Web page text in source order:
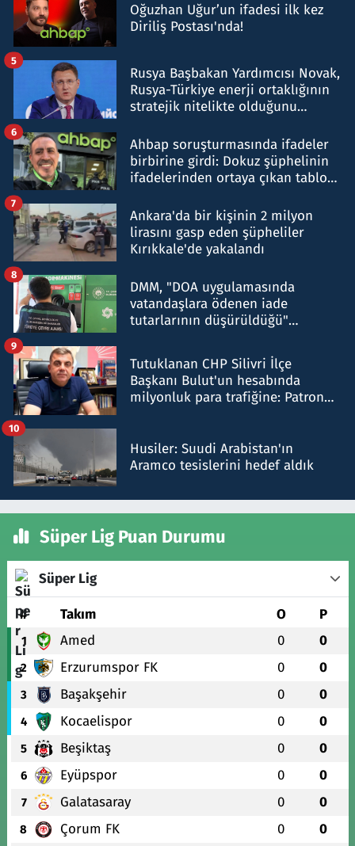
Oğuzhan Uğur’un ifadesi ilk kez
Diriliş Postası'nda!
Rusya Başbakan Yardımcısı Novak,
Rusya-Türkiye enerji ortaklığının
stratejik nitelikte olduğunu
5
Ahbap soruşturmasında ifadeler
birbirine girdi: Dokuz şüphelinin
ifadelerinden ortaya çıkan tablo
6
Ankara'da bir kişinin 2 milyon
lirasını gasp eden şüpheliler
Kırıkkale'de yakalandı
7
DMM, "DOA uygulamasında
vatandaşlara ödenen iade
tutarlarının düşürüldüğü"
8
Tutuklanan CHP Silivri İlçe
Başkanı Bulut'un hesabında
milyonluk para trafiğine: Patron
9
Husiler: Suudi Arabistan'ın
Aramco tesislerini hedef aldık
10
Süper Lig Puan Durumu
Süper Lig
# Takım O P
1 Amed 0 0
2 Erzurumspor FK 0 0
3 Başakşehir 0 0
4 Kocaelispor 0 0
5 Beşiktaş 0 0
6 Eyüpspor 0 0
7 Galatasaray 0 0
8 Çorum FK 0 0